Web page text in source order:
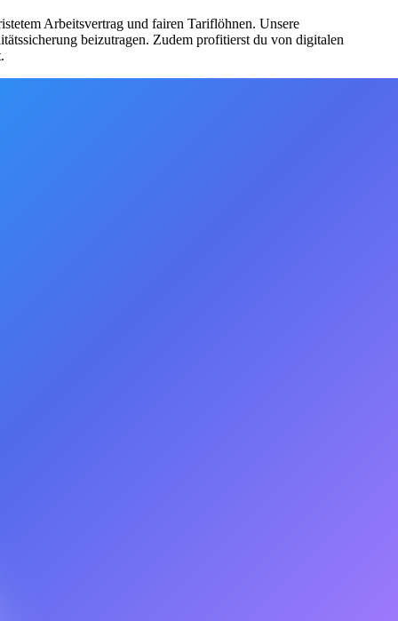
Arbeitsvertrag und fairen Tariflöhnen. Unsere
beizutragen. Zudem profitierst du von digitalen